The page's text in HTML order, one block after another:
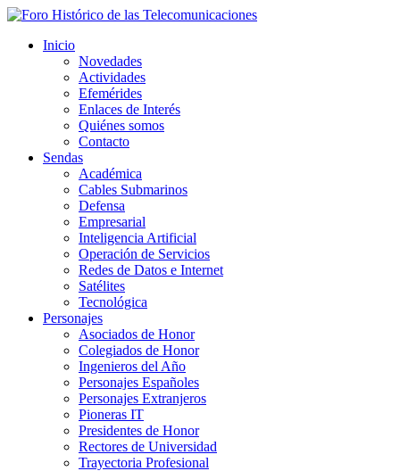
Inicio
Novedades
Actividades
Efemérides
Enlaces de Interés
Quiénes somos
Contacto
Sendas
Académica
Cables Submarinos
Defensa
Empresarial
Inteligencia Artificial
Operación de Servicios
Redes de Datos e Internet
Satélites
Tecnológica
Personajes
Asociados de Honor
Colegiados de Honor
Ingenieros del Año
Personajes Españoles
Personajes Extranjeros
Pioneras IT
Presidentes de Honor
Rectores de Universidad
Trayectoria Profesional